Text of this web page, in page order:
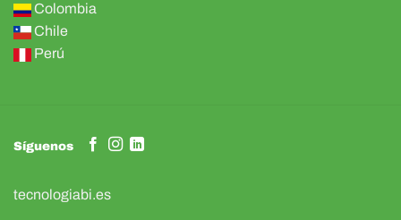
Colombia
Chile
Perú
Síguenos
tecnologiabi.es